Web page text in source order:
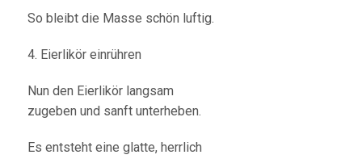
So bleibt die Masse schön luftig.
4. Eierlikör einrühren
Nun den Eierlikör langsam
zugeben und sanft unterheben.
Es entsteht eine glatte, herrlich